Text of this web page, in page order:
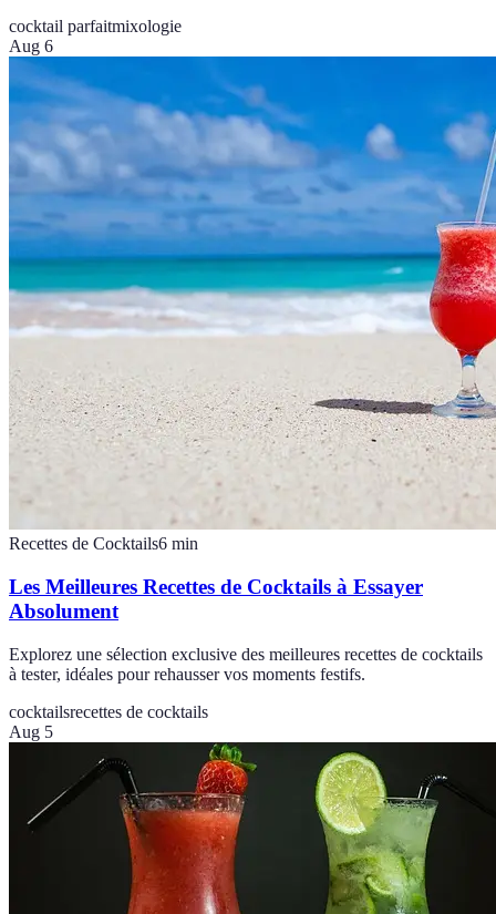
cocktail parfaitmixologie
Aug 6
Recettes de Cocktails6 min
Les Meilleures Recettes de Cocktails à Essayer
Absolument
Explorez une sélection exclusive des meilleures recettes de cocktails
à tester, idéales pour rehausser vos moments festifs.
cocktailsrecettes de cocktails
Aug 5